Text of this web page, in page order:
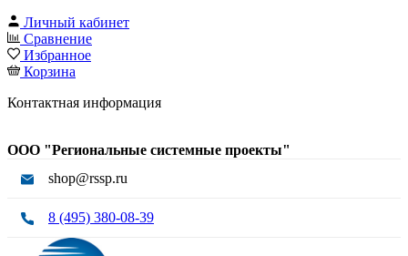
Личный кабинет
Сравнение
Избранное
Корзина
Контактная информация
ООО "Региональные системные проекты"
shop@rssp.ru
8 (495) 380-08-39